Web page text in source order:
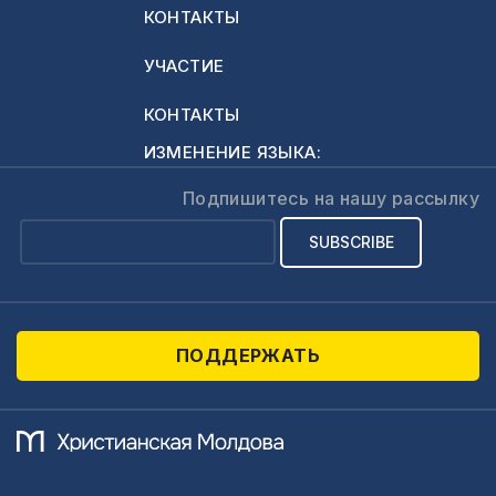
КОНТАКТЫ
УЧАСТИЕ
КОНТАКТЫ
ИЗМЕНЕНИЕ ЯЗЫКА:
Подпишитесь на нашу рассылку
ПОДДЕРЖАТЬ